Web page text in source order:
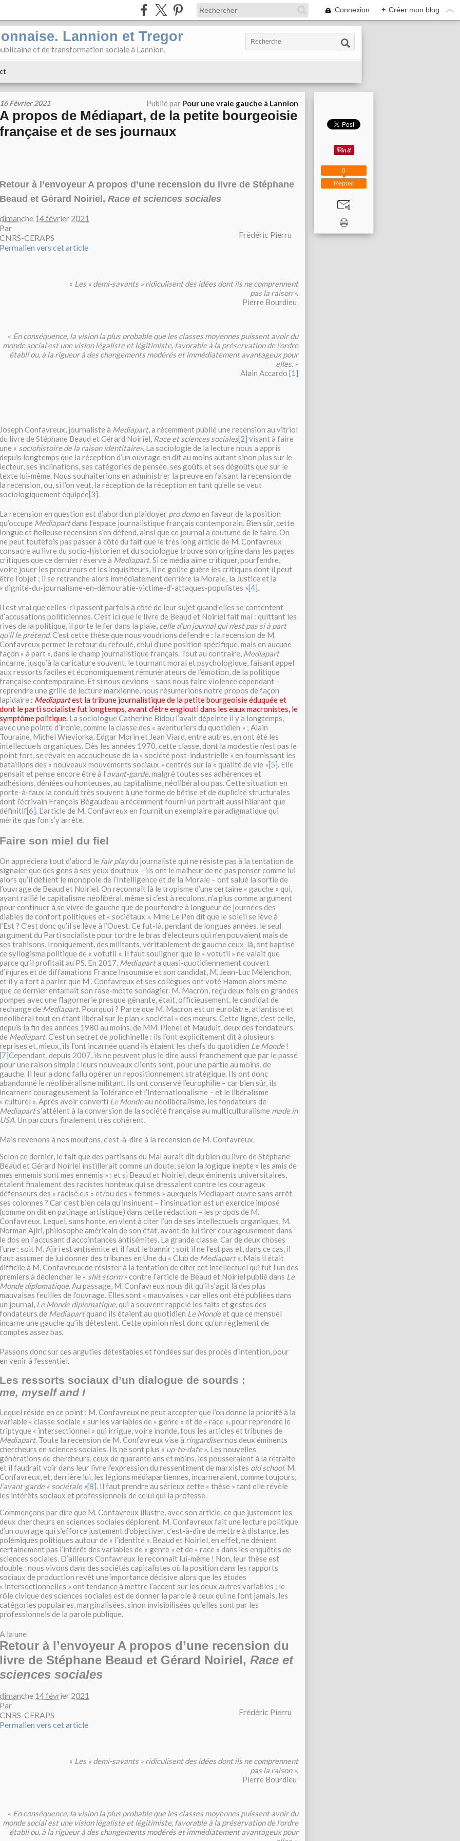
Connexion + Créer mon blog
Lannion et Tregor
et de transformation sociale à Lannion.
16 Février 2021 Publié par Pour une vraie gauche à Lannion
A propos de Médiapart, de la petite bourgeoisie
française et de ses journaux
Retour à l’envoyeur A propos d’une recension du livre de Stéphane
Beaud et Gérard Noiriel, Race et sciences sociales
dimanche 14 février 2021
Par
Frédéric Pierru
CNRS-CERAPS
Permalien vers cet article
« Les « demi-savants » ridiculisent des idées dont ils ne comprennent
pas la raison».
Pierre Bourdieu
« En conséquence, la vision la plus probable que les classes moyennes puissent avoir du
monde social est une vision légaliste et légitimiste, favorable à la préservation de l’ordre
établi ou, à la rigueur à des changements modérés et immédiatement avantageux pour
elles. »
Alain Accardo [1 ]
Joseph Confavreux, journaliste à Mediapart, a récemment publié une recension au vitriol
du livre de Stéphane Beaud et Gérard Noiriel, Race et sciences sociales[2] visant à faire
une « sociohistoire de la raison identitaire». La sociologie de la lecture nous a appris
depuis longtemps que la réception d’un ouvrage en dit au moins autant sinon plus sur le
lecteur, ses inclinations, ses catégories de pensée, ses goûts et ses dégoûts que sur le
texte lui-même. Nous souhaiterions en administrer la preuve en faisant la recension de
la recension, ou, si l’on veut, la réception de la réception en tant qu’elle se veut
sociologiquement équipée[3].
La recension en question est d’abord un plaidoyer pro domoen faveur de la position
qu’occupe Mediapartdans l’espace journalistique français contemporain. Bien sûr, cette
longue et fielleuse recension s’en défend, ainsi que ce journal a coutume de le faire. On
ne peut toutefois pas passer à côté du fait que le très long article de M. Confavreux
consacre au livre du socio-historien et du sociologue trouve son origine dans les pages
critiques que ce dernier réserve à Mediapart. Si ce média aime critiquer, pourfendre,
voire jouer les procureurs et les inquisiteurs, il ne goûte guère les critiques dont il peut
être l’objet ; il se retranche alors immédiatement derrière la Morale, la Justice et la
« dignité-du-journalisme-en-démocratie-victime-d’-attaques-populistes »[4].
Il est vrai que celles-ci passent parfois à côté de leur sujet quand elles se contentent
d’accusations politiciennes. C’est ici que le livre de Beaud et Noiriel fait mal : quittant les
rives de la politique, il porte le fer dans la plaie, celle d’un journal qui n’est pas si à part
qu’il le prétend. C’est cette thèse que nous voudrions défendre : la recension de M.
Confavreux permet le retour du refoulé, celui d’une position spécifique, mais en aucune
façon « à part », dans le champ journalistique français. Tout au contraire, Mediapart
incarne, jusqu’à la caricature souvent, le tournant moral et psychologique, faisant appel
aux ressorts faciles et économiquement rémunérateurs de l’émotion, de la politique
française contemporaine. Et si nous devions – sans nous faire violence cependant –
reprendre une grille de lecture marxienne, nous résumerions notre propos de façon
lapidaire : Mediapartest la tribune journalistique de la petite bourgeoisie éduquée et
dont le parti socialiste fut longtemps, avant d’être englouti dans les eaux macronistes, le
symptôme politique. La sociologue Catherine Bidou l’avait dépeinte il y a longtemps,
avec une pointe d’ironie, comme la classe des « aventuriers du quotidien » ; Alain
Touraine, Michel Wieviorka, Edgar Morin et Jean Viard, entre autres, en ont été les
intellectuels organiques. Dès les années 1970, cette classe, dont la modestie n’est pas le
point fort, se rêvait en accoucheuse de la « société post-industrielle » en fournissant les
bataillons des « nouveaux mouvements sociaux » centrés sur la « qualité de vie »[5]. Elle
pensait et pense encore être à l’avant-garde, malgré toutes ses adhérences et
adhésions, déniées ou honteuses, au capitalisme, néolibéral ou pas. Cette situation en
porte-à-faux la conduit très souvent à une forme de bêtise et de duplicité structurales
dont l’écrivain François Bégaudeau a récemment fourni un portrait aussi hilarant que
définitif[6]. L’article de M. Confavreux en fournit un exemplaire paradigmatique qui
mérite que l’on s’y arrête.
Faire son miel du fiel
On appréciera tout d’abord le fair playdu journaliste qui ne résiste pas à la tentation de
signaler que des gens à ses yeux douteux – ils ont le malheur de ne pas penser comme lui
alors qu’il détient le monopole de l’Intelligence et de la Morale – ont salué la sortie de
l’ouvrage de Beaud et Noiriel. On reconnaît là le tropisme d’une certaine « gauche » qui,
ayant rallié le capitalisme néolibéral, même si c’est à reculons, n’a plus comme argument
pour continuer à se vivre de gauche que de pourfendre à longueur de journées des
diables de confort politiques et « sociétaux ». Mme Le Pen dit que le soleil se lève à
l’Est ? C’est donc qu’il se lève à l’Ouest. Ce fut-là, pendant de longues années, le seul
argument du Parti socialiste pour tordre le bras d’électeurs qui n’en pouvaient mais de
ses trahisons. Ironiquement, des militants, véritablement de gauche ceux-là, ont baptisé
ce syllogisme politique de « votutil ». Il faut souligner que le « votutil » ne valait que
parce qu’il profitait au PS. En 2017, Mediaparta quasi-quotidiennement couvert
d’injures et de diffamations France Insoumise et son candidat, M. Jean-Luc Mélenchon,
et il y a fort à parier que M . Confavreux et ses collègues ont voté Hamon alors même
que ce dernier entamait son rase-motte sondagier. M. Macron, reçu deux fois en grandes
pompes avec une flagornerie presque gênante, était, officieusement, le candidat de
rechange de Mediapart. Pourquoi ? Parce que M. Macron est un eurolâtre, atlantiste et
néolibéral tout en étant libéral sur le plan « sociétal » des mœurs. Cette ligne, c’est celle,
depuis la fin des années 1980 au moins, de MM. Plenel et Mauduit, deux des fondateurs
de Mediapart. C’est un secret de polichinelle : ils l’ont explicitement dit à plusieurs
reprises et, mieux, ils l’ont incarnée quand ils étaient les chefs du quotidien Le Monde!
[7]Cependant, depuis 2007, ils ne peuvent plus le dire aussi franchement que par le passé
pour une raison simple : leurs nouveaux clients sont, pour une partie au moins, de
gauche. Il leur a donc fallu opérer un repositionnement stratégique. Ils ont donc
abandonné le néolibéralisme militant. Ils ont conservé l’europhilie – car bien sûr, ils
incarnent courageusement la Tolérance et l’Internationalisme – et le libéralisme
« culturel ». Après avoir converti Le Mondeau néolibéralisme, les fondateurs de
Mediaparts’attèlent à la conversion de la société française au multiculturalisme made in
USA . Un parcours finalement très cohérent.
Mais revenons à nos moutons, c’est-à-dire à la recension de M. Confavreux.
Selon ce dernier, le fait que des partisans du Mal aurait dit du bien du livre de Stéphane
Beaud et Gérard Noiriel instillerait comme un doute, selon la logique inepte « les amis de
mes ennemis sont mes ennemis » : et si Beaud et Noiriel, deux éminents universitaires,
étaient finalement des racistes honteux qui se dressaient contre les courageux
défenseurs des « racisé.e.s » et/ou des « femmes » auxquels Mediapart ouvre sans arrêt
ses colonnes ? Car c’est bien cela qu’insinuent – l’insinuation est un exercice imposé
(comme on dit en patinage artistique) dans cette rédaction – les propos de M.
Confavreux. Lequel, sans honte, en vient à citer l’un de ses intellectuels organiques, M.
Norman Ajiri, philosophe américain de son état, avant de lui tirer courageusement dans
le dos en l’accusant d’accointances antisémites. La grande classe. Car de deux choses
l’une : soit M. Ajiri est antisémite et il faut le bannir ; soit il ne l’est pas et, dans ce cas, il
faut assumer de lui donner des tribunes en Une du « Club de Mediapart». Mais il était
difficile à M. Confavreux de résister à la tentation de citer cet intellectuel qui fut l’un des
premiers à déclencher le « shit storm» contre l’article de Beaud et Noiriel publié dans Le
Monde diplomatique. Au passage, M. Confavreux nous dit qu’il s’agit là des plus
mauvaises feuilles de l’ouvrage. Elles sont « mauvaises » car elles ont été publiées dans
un journal, Le Monde diplomatique, qui a souvent rappelé les faits et gestes des
fondateurs de Mediapartquand ils étaient au quotidien Le Mondeet que ce mensuel
incarne une gauche qu’ils détestent. Cette opinion n’est donc qu’un règlement de
comptes assez bas.
Passons donc sur ces arguties détestables et fondées sur des procès d’intention, pour
en venir à l’essentiel.
Les ressorts sociaux d’un dialogue de sourds :
me, myself and I
Lequel réside en ce point : M. Confavreux ne peut accepter que l’on donne la priorité à la
variable « classe sociale » sur les variables de « genre » et de « race », pour reprendre le
triptyque « intersectionnel » qui irrigue, voire inonde, tous les articles et tribunes de
Mediapart. Toute la recension de M. Confavreux vise à ringardisernos deux éminents
chercheurs en sciences sociales. Ils ne sont plus « up-to-date». Les nouvelles
générations de chercheurs, ceux de quarante ans et moins, les pousseraient à la retraite
et il faudrait voir dans leur livre l’expression du ressentiment de marxistes old school. M.
Confavreux, et, derrière lui, les légions médiapartiennes, incarneraient, comme toujours,
l’avant-garde « sociétale »[8]. Il faut prendre au sérieux cette « thèse » tant elle révèle
les intérêts sociaux et professionnels de celui qui la professe.
Commençons par dire que M. Confavreux illustre, avec son article, ce que justement les
deux chercheurs en sciences sociales déplorent. M. Confavreux fait une lecture politique
d’un ouvrage qui s’efforce justement d’objectiver, c’est-à-dire de mettre à distance, les
polémiques politiques autour de « l’identité ». Beaud et Noiriel, en effet, ne dénient
certainement pas l’intérêt des variables de « genre » et de « race » dans les enquêtes de
sciences sociales. D’ailleurs Confavreux le reconnaît lui-même ! Non, leur thèse est
double : nous vivons dans des sociétés capitalistes où la position dans les rapports
sociaux de production revêt une importance décisive alors que les études
« intersectionnelles » ont tendance à mettre l’accent sur les deux autres variables ; le
rôle civique des sciences sociales est de donner la parole à ceux qui ne l’ont jamais, les
catégories populaires, marginalisées, sinon invisibilisées qu’elles sont par les
professionnels de la parole publique.
A la une
Retour à l’envoyeur A propos d’une recension du
livre de Stéphane Beaud et Gérard Noiriel, Race et
sciences sociales
dimanche 14 février 2021
Par
Frédéric Pierru
CNRS-CERAPS
Permalien vers cet article
« Les « demi-savants » ridiculisent des idées dont ils ne comprennent
pas la raison».
Pierre Bourdieu
« En conséquence, la vision la plus probable que les classes moyennes puissent avoir du
monde social est une vision légaliste et légitimiste, favorable à la préservation de l’ordre
établi ou, à la rigueur à des changements modérés et immédiatement avantageux pour
Repost
0